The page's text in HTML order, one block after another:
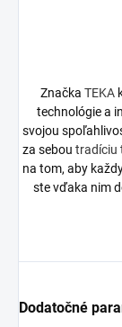
Značka TEKA
technológie a
svojou
za sebou tradíciu
na tom, aby
ste vďaka nim
Dodatočné